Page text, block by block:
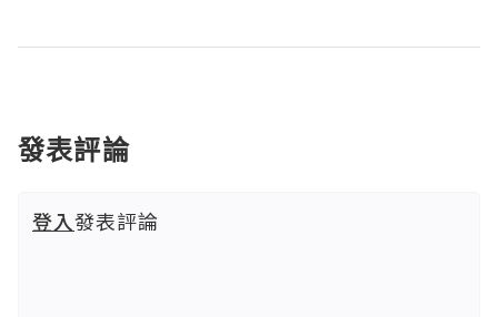
發表評論
登入發表評論